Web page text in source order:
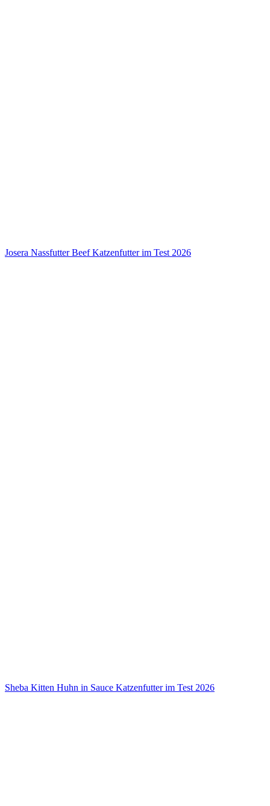
Josera Nassfutter Beef Katzenfutter im Test 2026
Sheba Kitten Huhn in Sauce Katzenfutter im Test 2026